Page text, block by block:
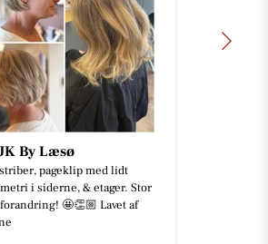
Viborg Gulvforum
Tilbage fra ferien ! 💪 Og I skal da
ikke snydes for et lille indblik i,
hvordan ugen er startet. Her er vi i
gang med mont...